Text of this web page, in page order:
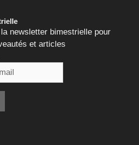
newsletter bimestrielle pour
et articles